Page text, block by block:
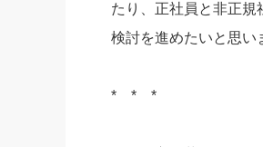
たり、正社員と非正規
検討を進めたいと思い
* * *